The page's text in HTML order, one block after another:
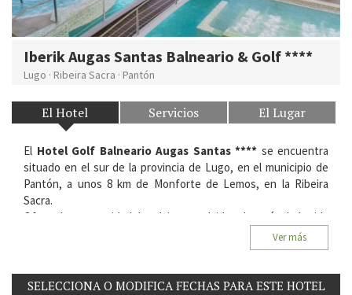
Iberik Augas Santas Balneario & Golf ****
Lugo · Ribeira Sacra · Pantón
El Hotel Servicios El Lugar
El Hotel Golf Balneario Augas Santas **** se encuentra
situado en el sur de la provincia de Lugo, en el municipio de
Pantón, a unos 8 km de Monforte de Lemos, en la Ribeira
Sacra.
Ofrece la oportunidad de relajarse y olvidar el estrés de la vida
aguas mineromedicinales del circuito
y con tratamientos de belleza, hidroterapia, sesiones
Las aguas con las que cuenta son sulfuradas, bicarbonatadas,
Ver más
SELECCIONA O MODIFICA FECHAS PARA ESTE HOTEL